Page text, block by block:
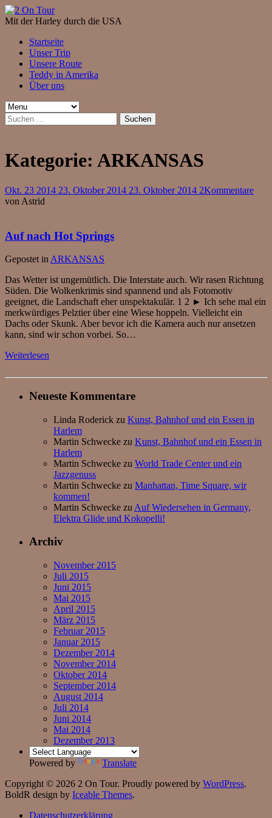
Mit der Harley durch die USA
Startseite
Unser Trip
Unsere Route
Teddy in Amerika
Über uns
Suchen
nach:
Kategorie: ARKANSAS
Okt. 23 2014 23. Oktober 2014 23. Oktober 2014 2Kommentare
von Astrid
Auf nach Hot Springs
Gepostet in ARKANSAS
Das Wetter ist ungemütlich. Die Interstate auch. Wir rasen Richtung
Süden. Die Wolkenkrimis sind spannend und als Fotomotiv
geeignet, die Landschaft eher unspektakulär. 1 2 ► Ich sehe mal ein
merkwürdiges Pelztier über eine Wiese hoppeln. Vielleicht ein
Dachs oder Skunk. Aber bevor ich die Kamera auch nur ansetzen
kann, sind wir schon vorbei. So…
Weiterlesen
Neueste Kommentare
Linda Roderick zu Kunst, Bahnhof und ein Essen in
Harlem
Martin Schwecke zu Kunst, Bahnhof und ein Essen in
Harlem
Martin Schwecke zu World Trade Center und ein
Jazzgenuss
Martin Schwecke zu Manhattan, Time Square, wir
kommen!
Martin Schwecke zu Auf Wiedersehen in Germany,
Elektra Glide und Kokopelli!
Archiv
November 2015
Juli 2015
Juni 2015
Mai 2015
April 2015
März 2015
Februar 2015
Januar 2015
Dezember 2014
November 2014
Oktober 2014
September 2014
August 2014
Juli 2014
Juni 2014
Mai 2014
Dezember 2013
Powered by
Translate
Copyright © 2026 2 On Tour. Proudly powered by WordPress.
BoldR design by Iceable Themes.
Datenschutzerklärung